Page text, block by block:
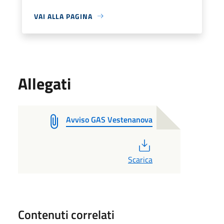
VAI ALLA PAGINA
Allegati
Avviso GAS Vestenanova
Scarica
Contenuti correlati